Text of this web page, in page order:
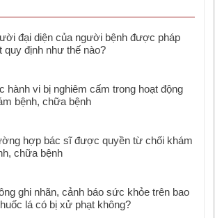
đại diện của người bệnh được pháp
quy định như thế nào?
hành vi bị nghiêm cấm trong hoạt động
bệnh, chữa bệnh
hợp bác sĩ được quyền từ chối khám
chữa bệnh
ghi nhãn, cảnh báo sức khỏe trên bao
lá có bị xử phạt không?